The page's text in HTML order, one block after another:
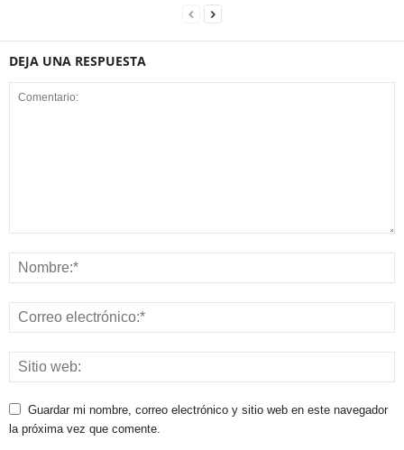
DEJA UNA RESPUESTA
Guardar mi nombre, correo electrónico y sitio web en este navegador
la próxima vez que comente.